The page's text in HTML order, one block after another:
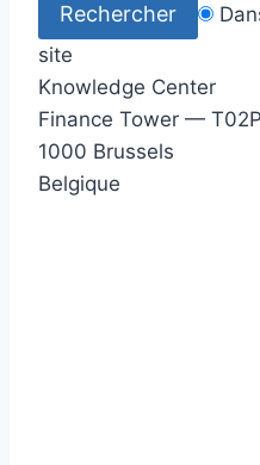
site
Knowledge Center
Finance Tower — T02P
1000 Brussels
Belgique